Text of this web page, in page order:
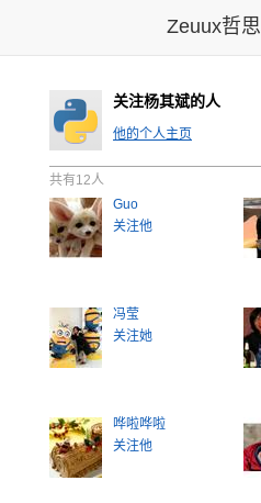
Zeuux哲思
关注杨其斌的人
他的个人主页
共有12人
Guo
关注他
冯莹
关注她
哗啦哗啦
关注他